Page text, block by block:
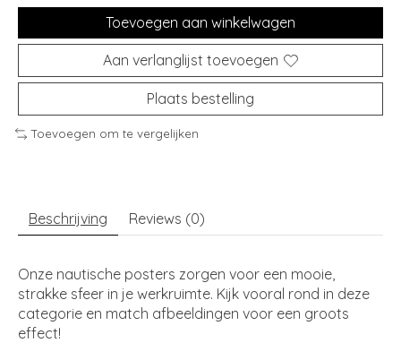
Toevoegen aan winkelwagen
Aan verlanglijst toevoegen
Plaats bestelling
Toevoegen om te vergelijken
Beschrijving Reviews (0)
Onze nautische posters zorgen voor een mooie,
strakke sfeer in je werkruimte. Kijk vooral rond in deze
categorie en match afbeeldingen voor een groots
effect!